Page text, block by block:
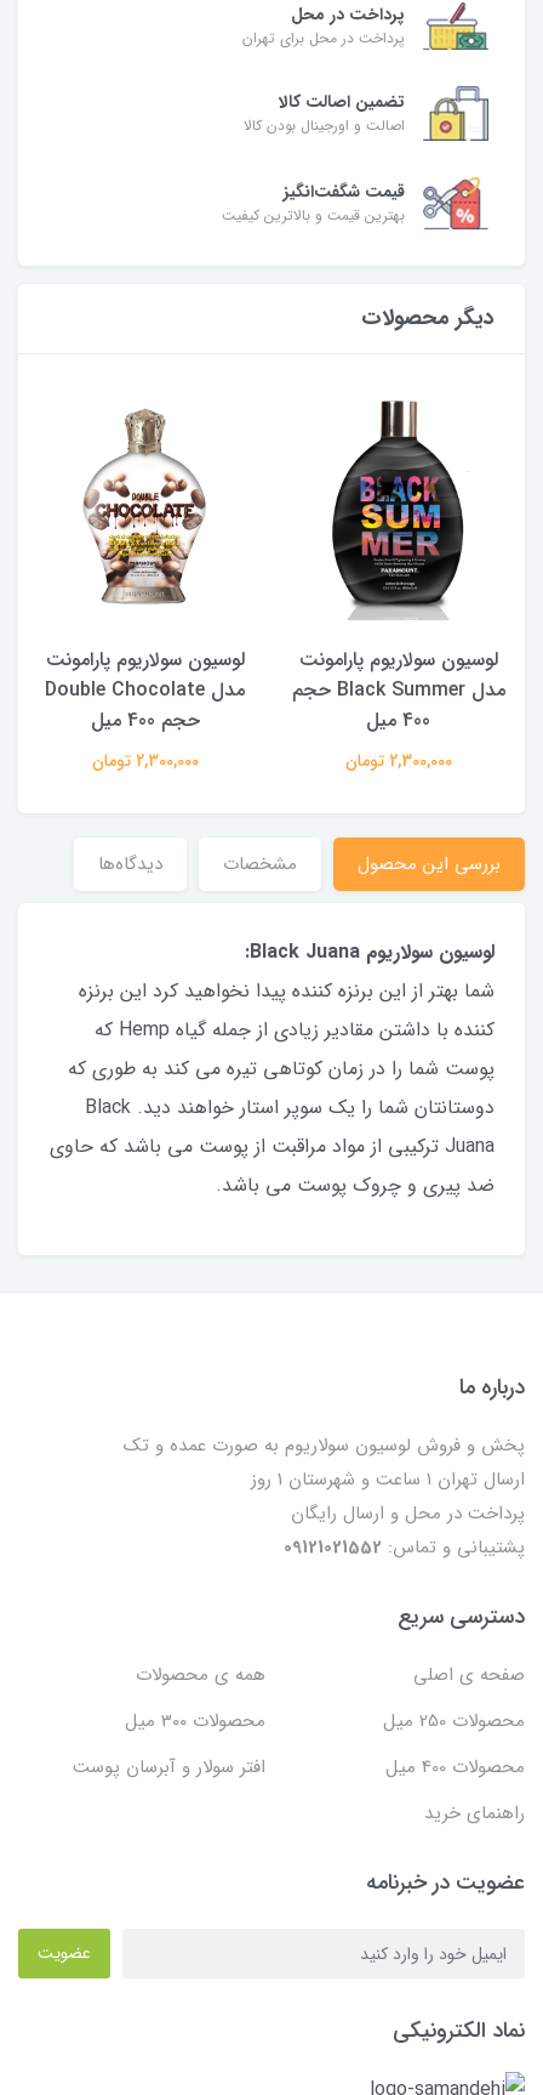
پرداخت در محل
پرداخت در محل برای تهران
تضمین اصالت کالا
اصالت و اورجینال بودن کالا
قیمت شگفت‌انگیز
بهترین قیمت و بالاترین کیفیت
دیگر محصولات
لوسیون سولاریوم پارامونت
مدل Black Summer حجم
400 میل
2,300,000 تومان
لوسیون سولاریوم پارامونت
مدل Double Chocolate
حجم 400 میل
2,300,000 تومان
بررسی این محصول مشخصات دیدگاه‌ها
لوسیون سولاریوم Black Juana:
شما بهتر از اين برنزه كننده پيدا نخواهيد كرد اين برنزه
كننده با داشتن مقادير زيادى از جمله گياه Hemp كه
پوست شما را در زمان كوتاهى تيره مى كند به طورى كه
دوستانتان شما را يك سوپر استار خواهند ديد. Black
Juana تركيبى از مواد مراقبت از پوست مى باشد كه حاوى
ضد پيرى و چروك پوست مى باشد.
درباره ما
پخش و فروش لوسیون سولاریوم به صورت عمده و تک
ارسال تهران 1 ساعت و شهرستان 1 روز
پرداخت در محل و ارسال رایگان
پشتیبانی و تماس: 09121021552
دسترسی سریع
صفحه ی اصلی
همه ی محصولات
محصولات 250 میل
محصولات 300 میل
محصولات 400 میل
افتر سولار و آبرسان پوست
راهنمای خرید
عضویت در خبرنامه
عضویت
نماد الکترونیکی